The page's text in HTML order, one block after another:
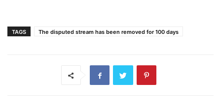
TAGS The disputed stream has been removed for 100 days